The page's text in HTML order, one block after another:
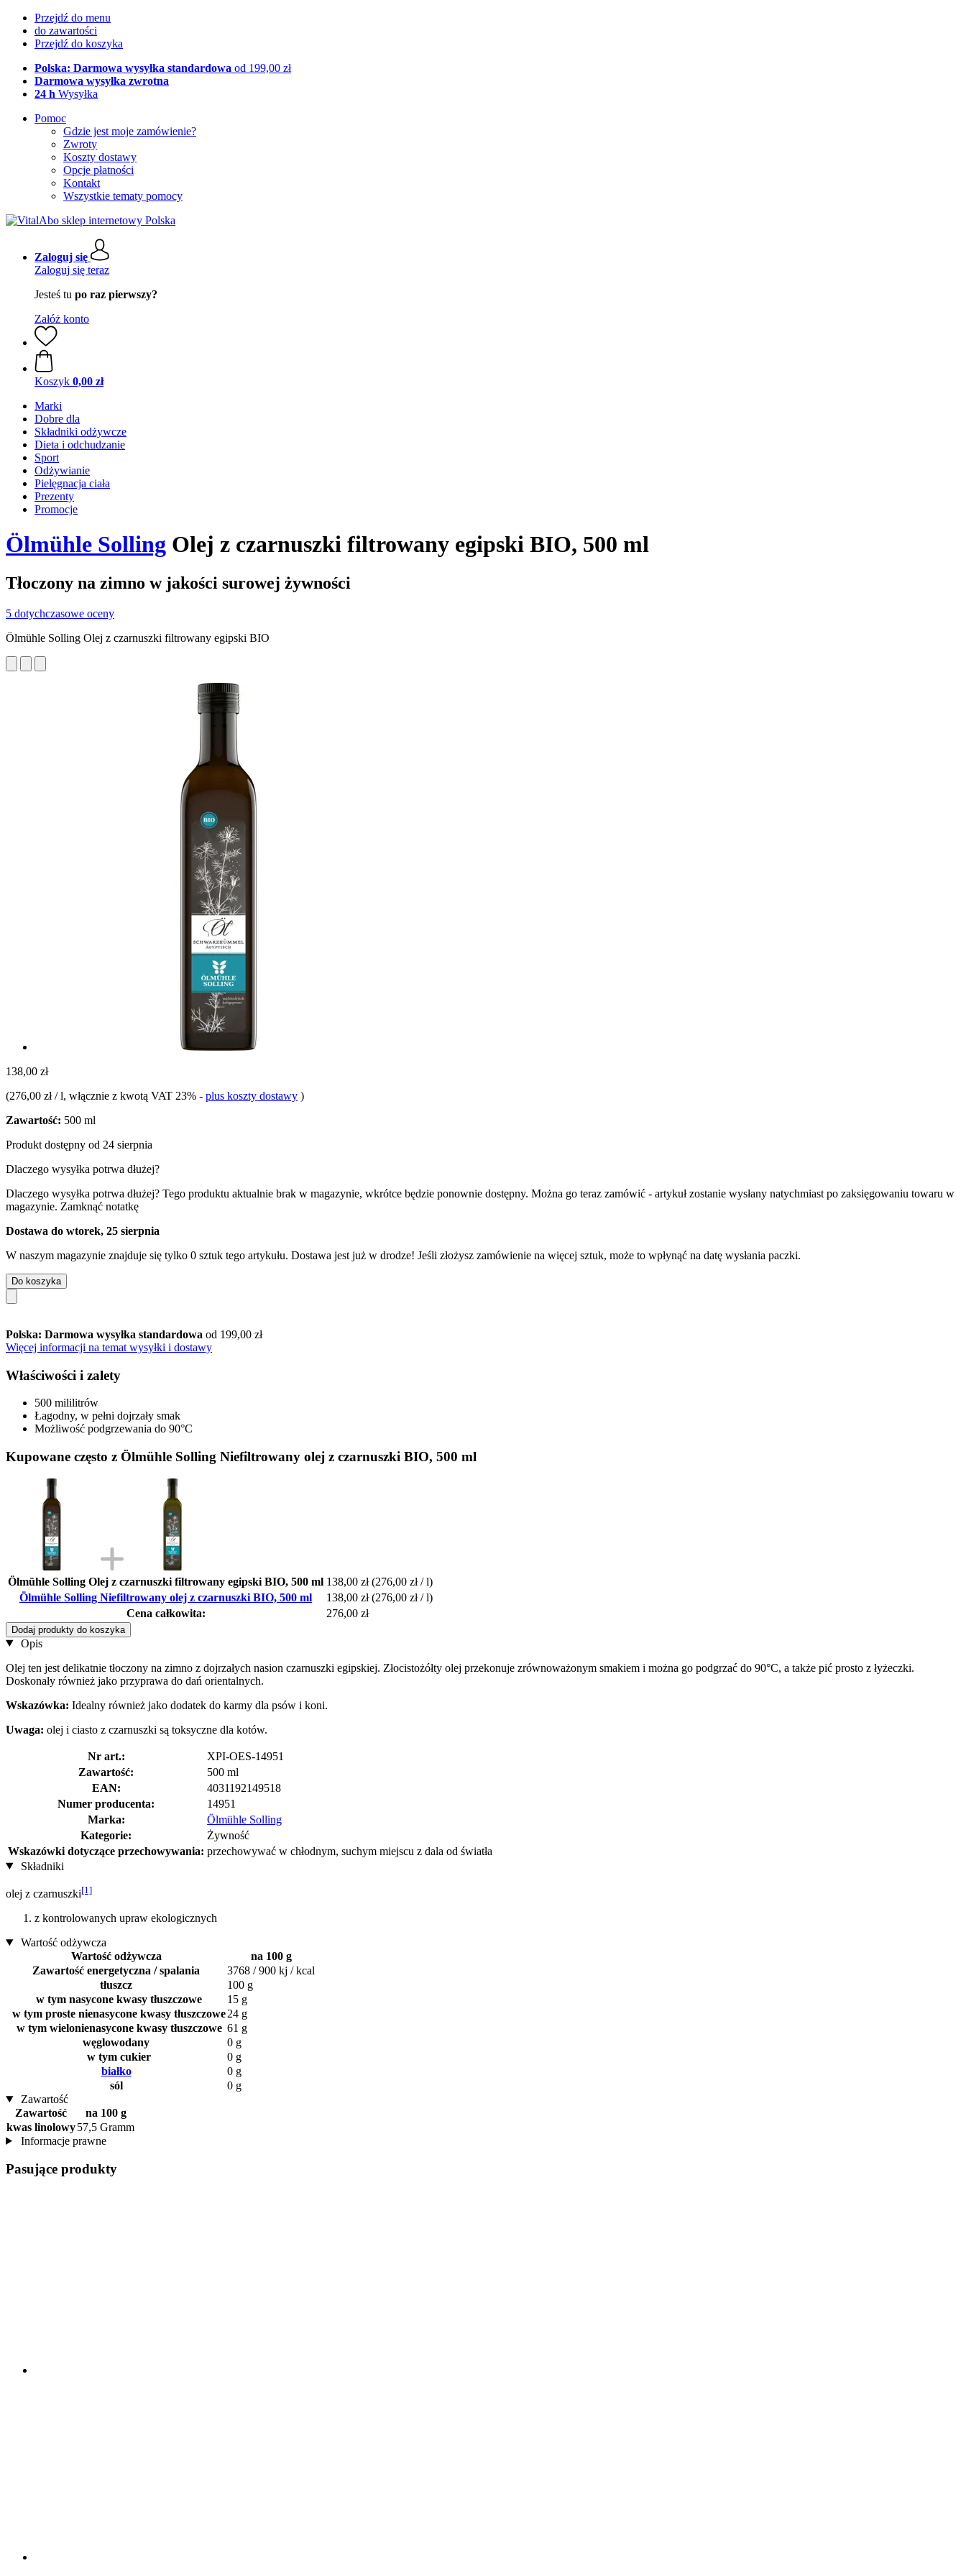
Przejdź do menu
do zawartości
Przejdź do koszyka
Polska: Darmowa wysyłka standardowa od 199,00 zł
Darmowa wysyłka zwrotna
24 h Wysyłka
Pomoc
Gdzie jest moje zamówienie?
Zwroty
Koszty dostawy
Opcje płatności
Kontakt
Wszystkie tematy pomocy
Zaloguj się
Zaloguj się teraz
Jesteś tu po raz pierwszy?
Załóż konto
Koszyk 0,00 zł
Marki
Dobre dla
Składniki odżywcze
Dieta i odchudzanie
Sport
Odżywianie
Pielęgnacja ciała
Prezenty
Promocje
Ölmühle Solling Olej z czarnuszki filtrowany egipski BIO, 500 ml
Tłoczony na zimno w jakości surowej żywności
5 dotychczasowe oceny
Ölmühle Solling Olej z czarnuszki filtrowany egipski BIO
138,00 zł
(276,00 zł / l, włącznie z kwotą VAT 23% - plus koszty dostawy )
Zawartość: 500 ml
Produkt dostępny od 24 sierpnia
Dlaczego wysyłka potrwa dłużej?
Dlaczego wysyłka potrwa dłużej? Tego produktu aktualnie brak w magazynie, wkrótce będzie ponownie dostępny. Można go teraz zamówić - artykuł zostanie wysłany natychmiast po zaksięgowaniu towaru w
magazynie. Zamknąć notatkę
Dostawa do wtorek, 25 sierpnia
W naszym magazynie znajduje się tylko 0 sztuk tego artykułu. Dostawa jest już w drodze! Jeśli złożysz zamówienie na więcej sztuk, może to wpłynąć na datę wysłania paczki.
Do koszyka
Polska: Darmowa wysyłka standardowa od 199,00 zł
Więcej informacji na temat wysyłki i dostawy
Właściwości i zalety
500 mililitrów
Łagodny, w pełni dojrzały smak
Możliwość podgrzewania do 90°C
Kupowane często z Ölmühle Solling Niefiltrowany olej z czarnuszki BIO, 500 ml
Ölmühle Solling Olej z czarnuszki filtrowany egipski BIO, 500 ml 138,00 zł (276,00 zł / l)
Ölmühle Solling Niefiltrowany olej z czarnuszki BIO, 500 ml
138,00 zł (276,00 zł / l)
Cena całkowita:
276,00 zł
Dodaj produkty do koszyka
Opis
Olej ten jest delikatnie tłoczony na zimno z dojrzałych nasion czarnuszki egipskiej. Złocistożółty olej przekonuje zrównoważonym smakiem i można go podgrzać do 90°C, a także pić prosto z łyżeczki.
Doskonały również jako przyprawa do dań orientalnych.
Wskazówka: Idealny również jako dodatek do karmy dla psów i koni.
Uwaga: olej i ciasto z czarnuszki są toksyczne dla kotów.
Nr art.:
XPI-OES-14951
Zawartość:
500 ml
EAN:
4031192149518
Numer producenta:
14951
Marka:
Ölmühle Solling
Kategorie:
Żywność
Wskazówki dotyczące przechowywania: przechowywać w chłodnym, suchym miejscu z dala od światła
Składniki
olej z czarnuszki[1]
z kontrolowanych upraw ekologicznych
Wartość odżywcza
Wartość odżywcza
na 100 g
Zawartość energetyczna / spalania
3768 / 900 kj / kcal
tłuszcz
100 g
w tym nasycone kwasy tłuszczowe
15 g
w tym proste nienasycone kwasy tłuszczowe24 g
w tym wielonienasycone kwasy tłuszczowe 61 g
węglowodany
0 g
w tym cukier
0 g
białko
0 g
sól
0 g
Zawartość
Zawartość
na 100 g
kwas linolowy57,5 Gramm
Informacje prawne
Pasujące produkty